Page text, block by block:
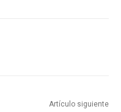
Artículo siguiente